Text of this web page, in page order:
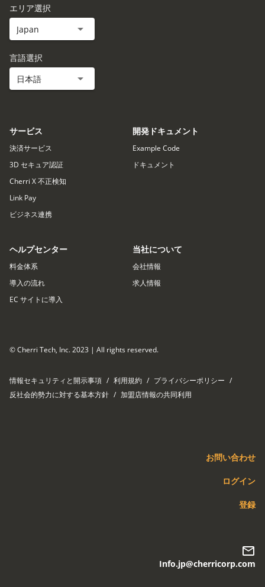
エリア選択​
Japan
言語選択​​
日本語
サービス
決済サービス
3D セキュア認証
Cherri X 不正検知
Link Pay
ビジネス連携
開発ドキュメント
Example Code
ドキュメント
ヘルプセンター
料金体系
導入の流れ
EC サイトに導入
当社について
会社情報
求人情報
© Cherri Tech, Inc. 2023 | All rights reserved.
情報セキュリティと開示事項 / 利用規約 / プライバシーポリシー /
反社会的勢力に対する基本方針 / 加盟店情報の共同利用
お問い合わせ
ログイン
登録​
Info.jp@cherricorp.com